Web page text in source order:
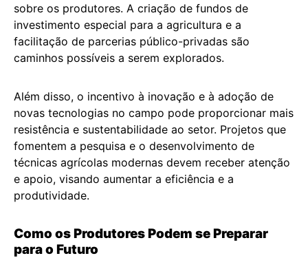
sobre os produtores. A criação de fundos de
investimento especial para a agricultura e a
facilitação de parcerias público-privadas são
caminhos possíveis a serem explorados.
Além disso, o incentivo à inovação e à adoção de
novas tecnologias no campo pode proporcionar mais
resistência e sustentabilidade ao setor. Projetos que
fomentem a pesquisa e o desenvolvimento de
técnicas agrícolas modernas devem receber atenção
e apoio, visando aumentar a eficiência e a
produtividade.
Como os Produtores Podem se Preparar
para o Futuro